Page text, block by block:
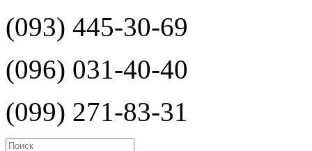
(093) 445-30-69
(096) 031-40-40
(099) 271-83-31